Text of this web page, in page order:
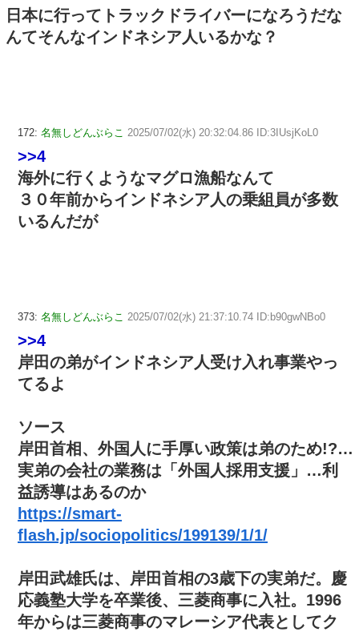
日本に行ってトラックドライバーになろうだな
んてそんなインドネシア人いるかな？
172: 名無しどんぶらこ 2025/07/02(水) 20:32:04.86 ID:3IUsjKoL0
>>4
海外に行くようなマグロ漁船なんて
３０年前からインドネシア人の乗組員が多数
いるんだが
373: 名無しどんぶらこ 2025/07/02(水) 21:37:10.74 ID:b90gwNBo0
>>4
岸田の弟がインドネシア人受け入れ事業やっ
てるよ
ソース
岸田首相、外国人に手厚い政策は弟のため!?…
実弟の会社の業務は「外国人採用支援」…利
益誘導はあるのか
https://smart-
flash.jp/sociopolitics/199139/1/1/
岸田武雄氏は、岸田首相の3歳下の実弟だ。慶
応義塾大学を卒業後、三菱商事に入社。1996
年からは三菱商事のマレーシア代表としてク